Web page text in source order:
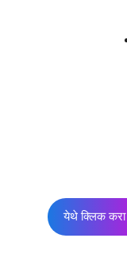
येथे क्लिक करा